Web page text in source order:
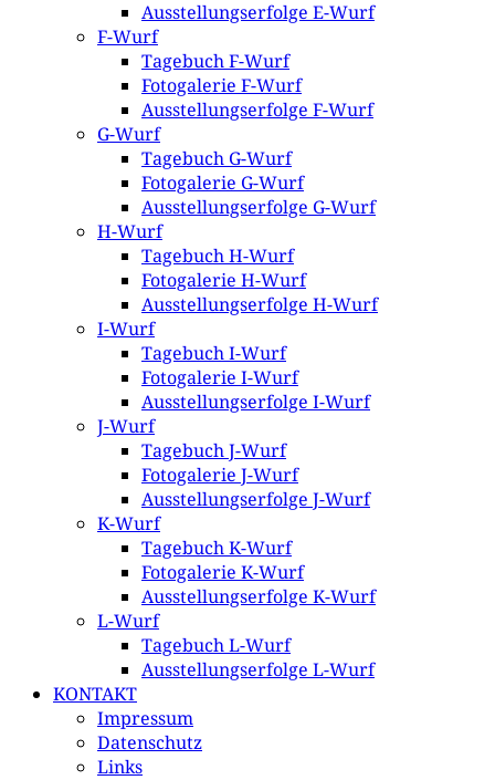
Ausstellungserfolge E-Wurf
F-Wurf
Tagebuch F-Wurf
Fotogalerie F-Wurf
Ausstellungserfolge F-Wurf
G-Wurf
Tagebuch G-Wurf
Fotogalerie G-Wurf
Ausstellungserfolge G-Wurf
H-Wurf
Tagebuch H-Wurf
Fotogalerie H-Wurf
Ausstellungserfolge H-Wurf
I-Wurf
Tagebuch I-Wurf
Fotogalerie I-Wurf
Ausstellungserfolge I-Wurf
J-Wurf
Tagebuch J-Wurf
Fotogalerie J-Wurf
Ausstellungserfolge J-Wurf
K-Wurf
Tagebuch K-Wurf
Fotogalerie K-Wurf
Ausstellungserfolge K-Wurf
L-Wurf
Tagebuch L-Wurf
Ausstellungserfolge L-Wurf
KONTAKT
Impressum
Datenschutz
Links